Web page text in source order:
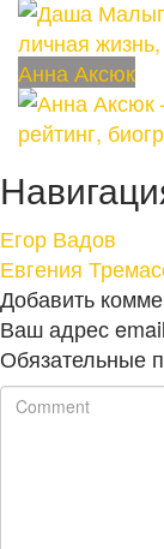
Анна Аксюк
Егор Вадов
Евгения
Добавить
Ваш адрес
Обязательные